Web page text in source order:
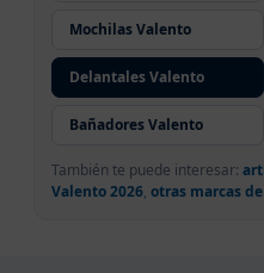
Mochilas Valento
Delantales Valento
Bañadores Valento
También te puede interesar:
Valento 2026, otras marcas